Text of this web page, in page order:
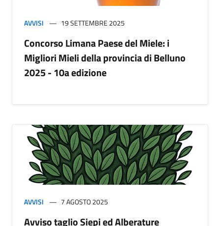
AVVISI 19 SETTEMBRE 2025
Concorso Limana Paese del Miele: i
Migliori Mieli della provincia di Belluno
2025 - 10a edizione
AVVISI 7 AGOSTO 2025
Avviso taglio Siepi ed Alberature